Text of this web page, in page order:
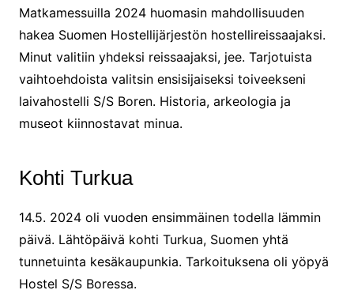
Matkamessuilla 2024 huomasin mahdollisuuden
hakea Suomen Hostellijärjestön hostellireissaajaksi.
Minut valitiin yhdeksi reissaajaksi, jee. Tarjotuista
vaihtoehdoista valitsin ensisijaiseksi toiveekseni
laivahostelli S/S Boren. Historia, arkeologia ja
museot kiinnostavat minua.
Kohti Turkua
14.5. 2024 oli vuoden ensimmäinen todella lämmin
päivä. Lähtöpäivä kohti Turkua, Suomen yhtä
tunnetuinta kesäkaupunkia. Tarkoituksena oli yöpyä
Hostel S/S Boressa.